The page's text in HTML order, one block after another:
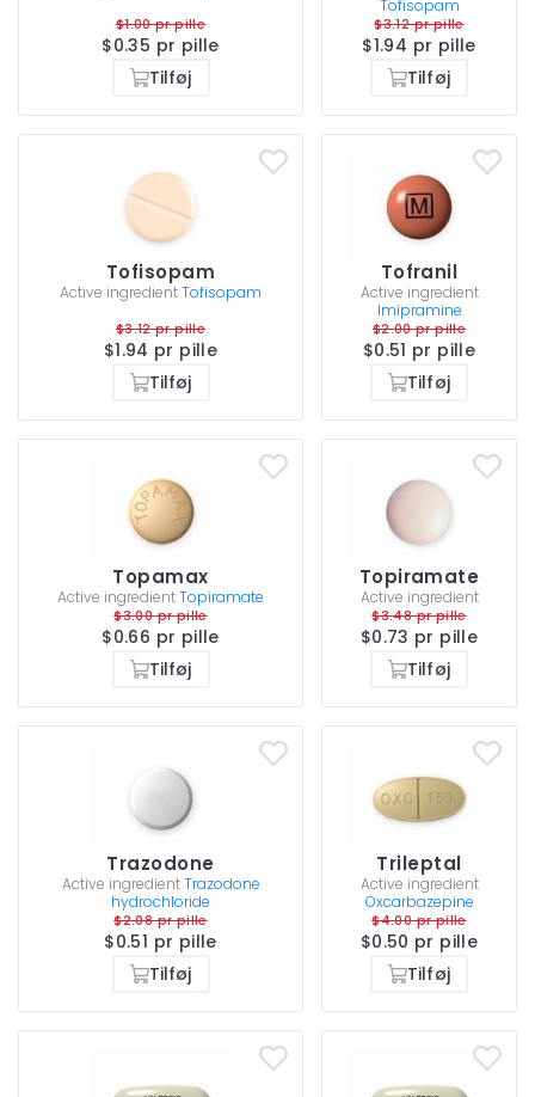
$1.00 pr pille
$0.35 pr pille
Tilføj
Tofisopam
$3.12 pr pille
$1.94 pr pille
Tilføj
Tofisopam
Active ingredientTofisopam
$3.12 pr pille
$1.94 pr pille
Tilføj
Tofranil
Active ingredient
Imipramine
$2.00 pr pille
$0.51 pr pille
Tilføj
Topamax
Active ingredientTopiramate
$3.00 pr pille
$0.66 pr pille
Tilføj
Topiramate
Active ingredient
$3.48 pr pille
$0.73 pr pille
Tilføj
Trazodone
Active ingredient Trazodone
hydrochloride
$2.08 pr pille
$0.51 pr pille
Tilføj
Trileptal
Active ingredient
Oxcarbazepine
$4.00 pr pille
$0.50 pr pille
Tilføj